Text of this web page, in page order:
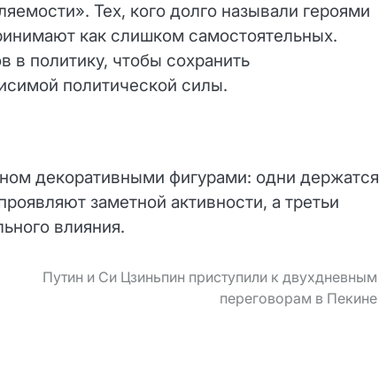
Тех, кого долго называли героями
как слишком самостоятельных.
в политику, чтобы сохранить
политической силы.
декоративными фигурами: одни держатся
заметной активности, а третьи
влияния.
Путин и Си Цзиньпин приступили к двухдневным
переговорам в Пекине